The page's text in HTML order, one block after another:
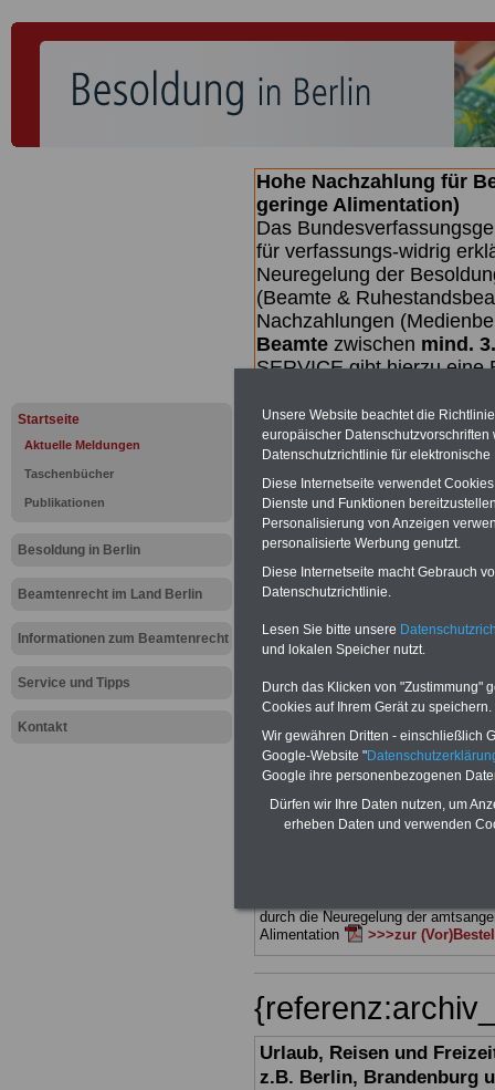
Startseite
Aktuelle Meldungen
Taschenbücher
Publikationen
Besoldung in Berlin
Beamtenrecht im Land Berlin
Informationen zum Beamtenrecht
Service und Tipps
Kontakt
Hohe Nachzahlung für
geringe Alimentation)
Das
für verfassungs-widrig
Neuregelung der
(Beamte &
Nachzahlungen
Beamte zwischen mind.
SERVICE gibt hierzu eine
wird (wahrscheinlich im
Broschüre.
Meldung
Wünsche
25,00 Euro: Wissenswertes für
und Beamte, Beamten-
(Bund/Länder) sowie Beihilferecht in
Ländern. Alle drei Ratgeber sind
gegliedert und erläutern auch komp-
Sachverhalte verständlich (auch für
terinnen und Mitarbeiter des
Dienstes im Land
Berlingeeignet)BEHÖRDEN-ABO
durch die Neuregelung der
Alimentation
>>>zur
Urlaub, Reisen und
z.B. Berlin, Brandenburg
Unsere Website beachtet die
europäischer
Datenschutzrichtlinie für
Diese Internetseite verwendet
Dienste und Funktionen
Personalisierung von Anzeigen
personalisierte Werbung genutzt.
Diese Internetseite macht Gebrauch
Datenschutzrichtlinie.
Lesen Sie bitte unsere
und lokalen Speicher nutzt.
Durch das Klicken von "Zustimmung"
Cookies auf Ihrem Gerät zu speichern.
Wir gewähren Dritten - einschließlich
Google-Website "
Google ihre personenbezogenen
Dürfen wir Ihre Daten nutzen, um
erheben Daten und verwenden